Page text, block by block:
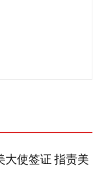
大使签证 指责美